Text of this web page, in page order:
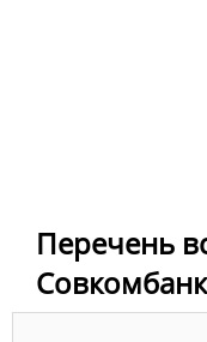
Перечень